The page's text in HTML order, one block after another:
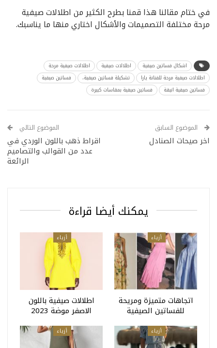
في ختام مقالنا هذا قمنا بطرح الكثير من اطلالات صيفية
مرحة مختلفة التصميمات والأشكال اختاري منها ما يناسبك.
اشكال فساتين صيفية اطلالات صيفية
اطلالات صيفية مرحة
اطلالات صيفية مرحة للفنانة يارا
تشكيلة فساتين صيفية،
فساتين صيفية
فساتين صيفية انيقة
فساتين صيفية بمقاسات كبيرة
الموضوع السابق
اخر صيحات الصنادل
الموضوع التالي
اقراط ذهب باللون الوردي في
عدد من القوالب والتصاميم
الرائعة
يمكنك أيضا قراءة
أزياء
اتجاهات متميزة ومريحة
للفساتين الصيفية
أزياء
اطلالات صيفية باللون
الاصفر موضة 2023
أزياء أزياء